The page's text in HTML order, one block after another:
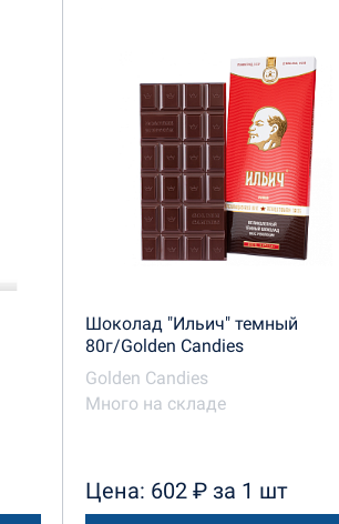
Шоколад "Ильич" темный
80г/Golden Candies
Golden Candies
Много на складе
Цена: 602 ₽ за 1 шт